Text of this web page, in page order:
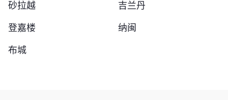
砂拉越 吉兰丹
登嘉楼 纳闽
布城